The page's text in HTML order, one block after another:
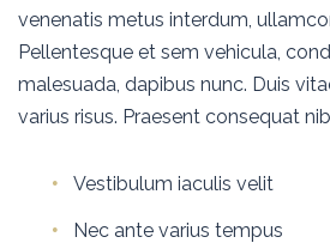
venenatis metus interdum,
Pellentesque et sem vehicula,
malesuada, dapibus nunc. Duis
varius risus. Praesent consequat
Vestibulum iaculis velit
Nec ante varius tempus